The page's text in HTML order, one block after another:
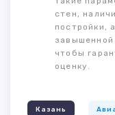
стен,
постройки,
завышенной
чтобы
оценку.
Казань